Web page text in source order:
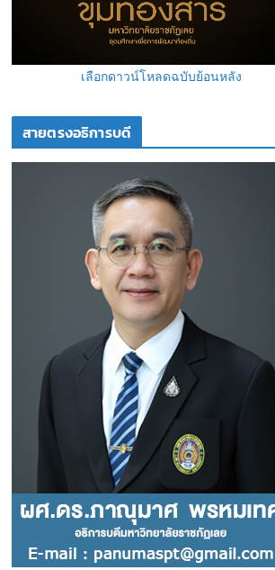
เลือกดาวน์โหลดฉบับย้อนหลัง
สายตรงอธิการบดี